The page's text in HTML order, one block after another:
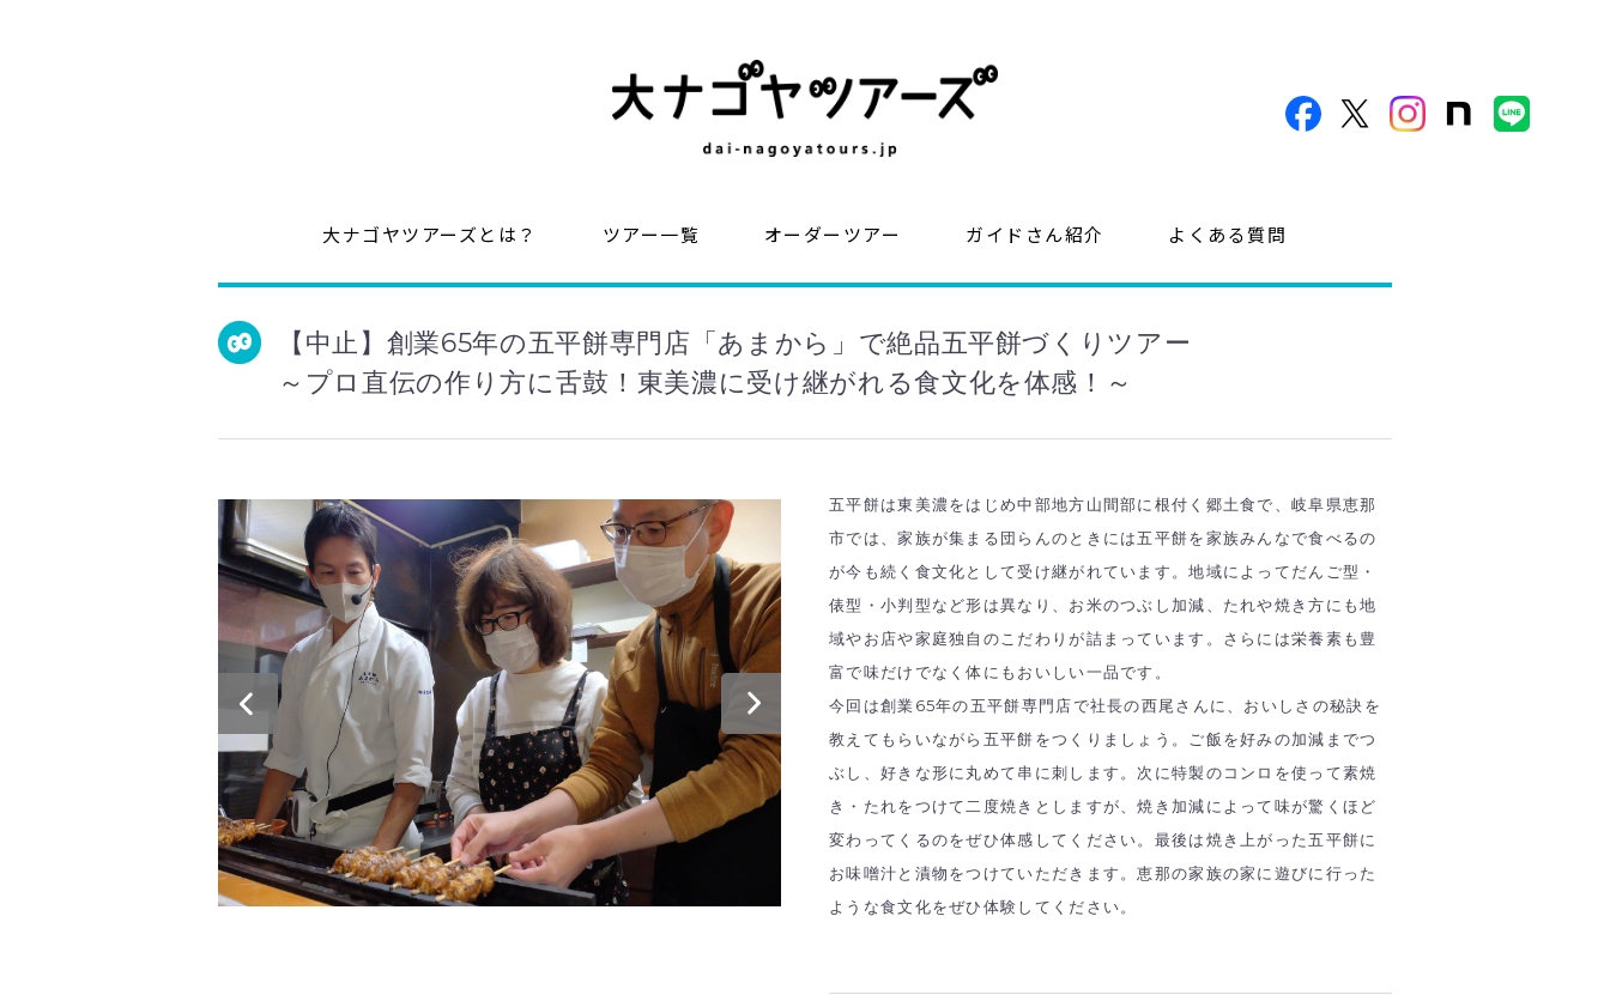
大ナゴヤツアーズとは？ ツアー一覧 オーダーツアー ガイドさん紹介 よくある質問
【中止】創業65年の五平餅専門店「あまから」で絶品五平餅づくりツアー
～プロ直伝の作り方に舌鼓！東美濃に受け継がれる食文化を体感！～
五平餅は東美濃をはじめ中部地方山間部に根付く郷土食で、岐阜県恵那
市では、家族が集まる団らんのときには五平餅を家族みんなで食べるの
が今も続く食文化として受け継がれています。地域によってだんご型・
俵型・小判型など形は異なり、お米のつぶし加減、たれや焼き方にも地
域やお店や家庭独自のこだわりが詰まっています。さらには栄養素も豊
富で味だけでなく体にもおいしい一品です。
今回は創業65年の五平餅専門店で社長の西尾さんに、おいしさの秘訣を
教えてもらいながら五平餅をつくりましょう。ご飯を好みの加減までつ
ぶし、好きな形に丸めて串に刺します。次に特製のコンロを使って素焼
き・たれをつけて二度焼きとしますが、焼き加減によって味が驚くほど
変わってくるのをぜひ体感してください。最後は焼き上がった五平餅に
お味噌汁と漬物をつけていただきます。恵那の家族の家に遊びに行った
ような食文化をぜひ体験してください。